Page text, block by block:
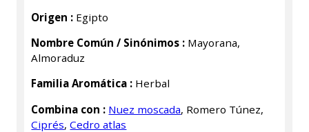
Origen : Egipto
Nombre Común / Sinónimos : Mayorana,
Almoraduz
Familia Aromática : Herbal
Combina con : Nuez moscada, Romero Túnez,
Ciprés,Cedro atlas